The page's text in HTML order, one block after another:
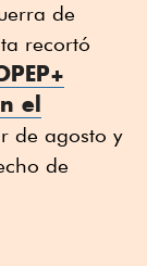
de
recortó
el
de agosto y
de